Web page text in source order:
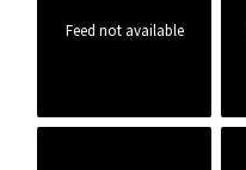
Feed not available